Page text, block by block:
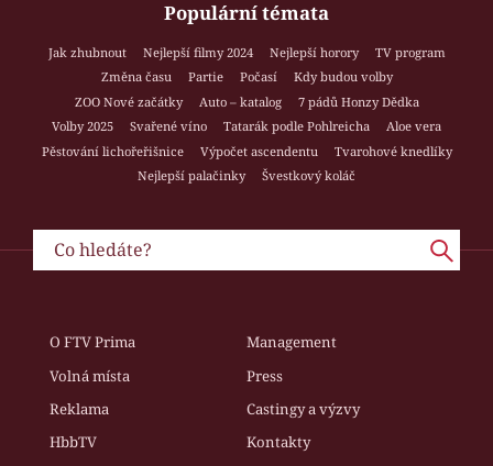
Populární témata
Jak zhubnout Nejlepší filmy 2024 Nejlepší horory
TV program
Změna času
Partie Počasí
Kdy budou volby
ZOO Nové začátky
Auto – katalog
7 pádů Honzy Dědka
Volby 2025
Svařené víno Tatarák podle Pohlreicha
Aloe vera
Pěstování lichořeřišnice
Výpočet ascendentu
Tvarohové knedlíky
Nejlepší palačinky
Švestkový koláč
O FTV Prima
Management
Volná místa
Press
Reklama
Castingy a výzvy
HbbTV
Kontakty